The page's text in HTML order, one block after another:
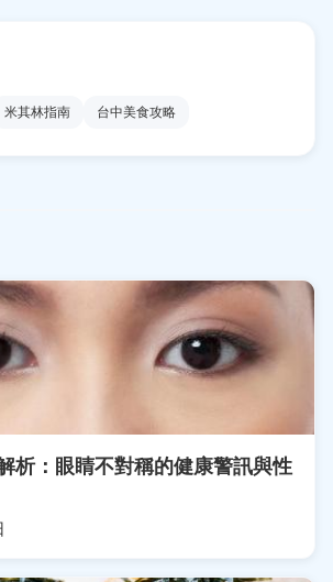
米其林指南 台中美食攻略
析：眼睛不對稱的健康警訊與性